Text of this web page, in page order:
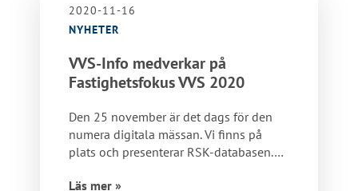
2020-11-16
NYHETER
VVS-Info medverkar på
Fastighetsfokus VVS 2020
Den 25 november är det dags för den
numera digitala mässan. Vi finns på
plats och presenterar RSK-databasen.…
Läs mer »